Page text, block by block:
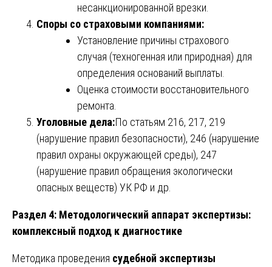
несанкционированной врезки.
Споры со страховыми компаниями:
Установление причины страхового
случая (техногенная или природная) для
определения оснований выплаты.
Оценка стоимости восстановительного
ремонта.
Уголовные дела:По статьям 216, 217, 219
(нарушение правил безопасности), 246 (нарушение
правил охраны окружающей среды), 247
(нарушение правил обращения экологически
опасных веществ) УК РФ и др.
Раздел 4: Методологический аппарат экспертизы:
комплексный подход к диагностике
Методика проведения судебной экспертизы